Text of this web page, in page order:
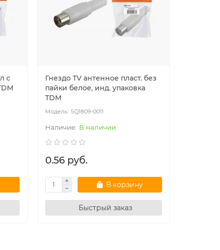
с
Гнездо TV антенное пласт. без
пайки белое, инд. упаковка
TDM
SQ1809-0011
В наличии
0.56 руб.
В корзину
Быстрый заказ